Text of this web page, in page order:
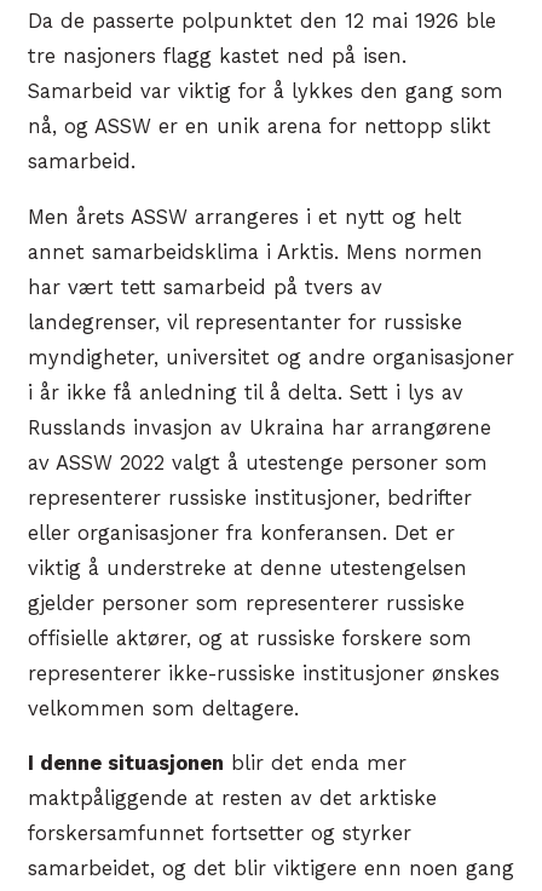
Da de passerte polpunktet den 12 mai 1926 ble
tre nasjoners flagg kastet ned på isen.
Samarbeid var viktig for å lykkes den gang som
nå, og ASSW er en unik arena for nettopp slikt
samarbeid.
Men årets ASSW arrangeres i et nytt og helt
annet samarbeidsklima i Arktis. Mens normen
har vært tett samarbeid på tvers av
landegrenser, vil representanter for russiske
myndigheter, universitet og andre organisasjoner
i år ikke få anledning til å delta. Sett i lys av
Russlands invasjon av Ukraina har arrangørene
av ASSW 2022 valgt å utestenge personer som
representerer russiske institusjoner, bedrifter
eller organisasjoner fra konferansen. Det er
viktig å understreke at denne utestengelsen
gjelder personer som representerer russiske
offisielle aktører, og at russiske forskere som
representerer ikke-russiske institusjoner ønskes
velkommen som deltagere.
I denne situasjonen blir det enda mer
maktpåliggende at resten av det arktiske
forskersamfunnet fortsetter og styrker
samarbeidet, og det blir viktigere enn noen gang